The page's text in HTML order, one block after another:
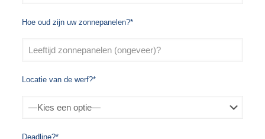
Hoe oud zijn uw zonnepanelen?*
Locatie van de werf?*
Deadline?*